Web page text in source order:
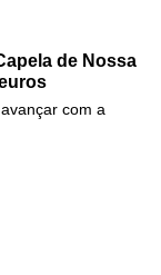
de Nossa
com a